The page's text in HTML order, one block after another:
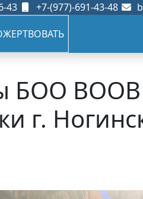
43 +7-(977)-691-43-48
БОО ВООВ
г.